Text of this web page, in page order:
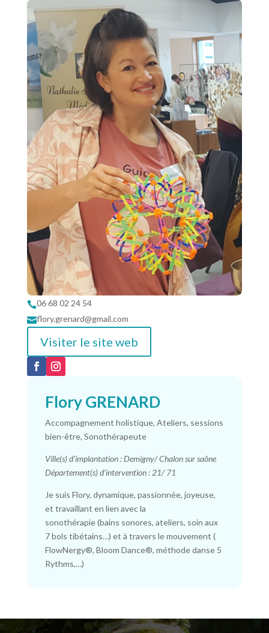
06 68 02 24 54
flory.grenard@gmail.com
Visiter le site web
Flory GRENARD
Accompagnement holistique, Ateliers, sessions
bien-être, Sonothérapeute
Ville(s) d’implantation : Demigny/ Chalon sur saône
Département(s) d’intervention : 21/ 71
Je suis Flory, dynamique, passionnée, joyeuse,
et travaillant en lien avec la
sonothérapie (bains sonores, ateliers, soin aux
7 bols tibétains…) et à travers le mouvement (
FlowNergy®️, Bloom Dance®️, méthode danse 5
Rythms,…)